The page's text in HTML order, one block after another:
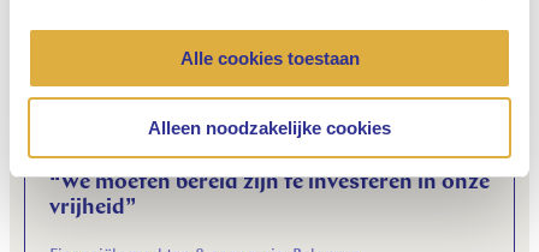
Alle cookies toestaan
Alleen noodzakelijke cookies
“We moeten bereid zijn te investeren in onze
vrijheid”